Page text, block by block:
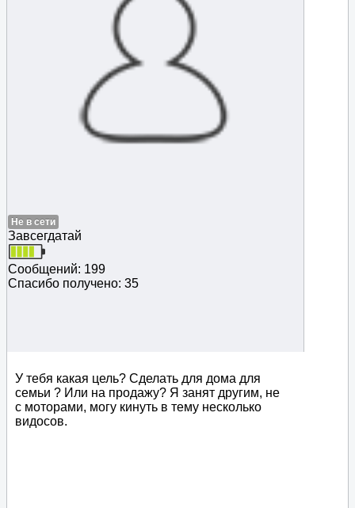
Не в сети
Завсегдатай
Сообщений: 199
Спасибо получено: 35
У тебя какая цель? Сделать для дома для
семьи ? Или на продажу? Я занят другим, не
с моторами, могу кинуть в тему несколько
видосов.